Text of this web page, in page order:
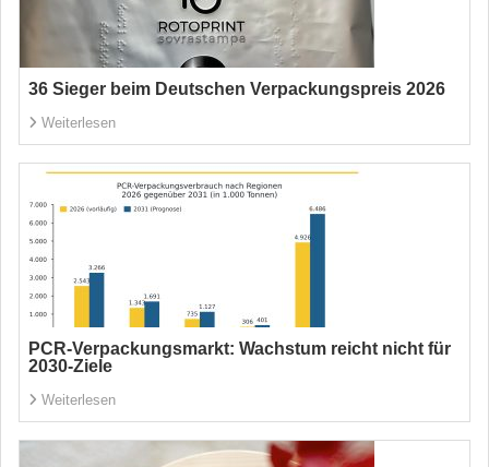
36 Sieger beim Deutschen Verpackungspreis 2026
Weiterlesen
PCR-Verpackungsmarkt: Wachstum reicht nicht für
2030-Ziele
Weiterlesen